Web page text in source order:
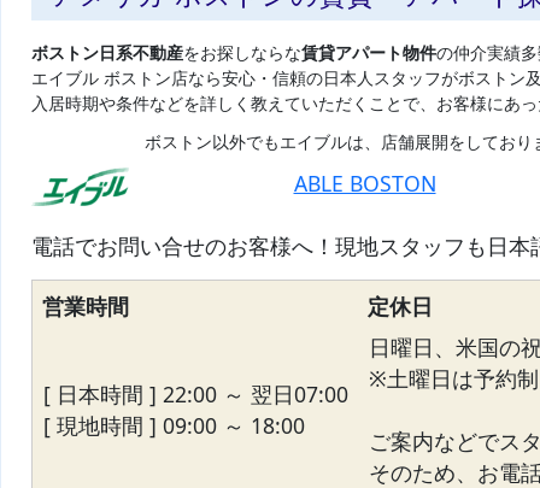
ボストン日系不動産をお探しならな賃貸アパート物件の仲介実績
エイブル ボストン店なら安心・信頼の日本人スタッフがボストン
入居時期や条件などを詳しく教えていただくことで、お客様にあ
ボストン以外でもエイブルは、店舗展開をしてお
ABLE BOSTON
電話でお問い合せのお客様へ！現地スタッフも日
営業時間 定休日
[ 日本時間 ] 22:00 ～ 翌日07:00
[ 現地時間 ] 09:00 ～ 18:00
日曜日、米国の
※土曜日は予約制
ご案内などでス
そのため、お電